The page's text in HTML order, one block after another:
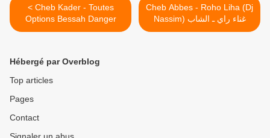
< Cheb Kader - Toutes
Options Bessah Danger
Cheb Abbes - Roho Liha (Dj
Nassim) غناء راي ـ الشاب
عبّاس >
Hébergé par Overblog
Top articles
Pages
Contact